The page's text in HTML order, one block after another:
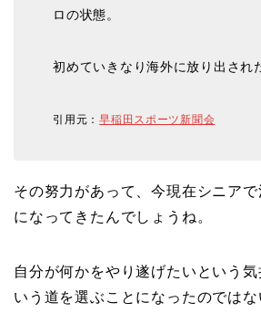
ロの状態。
初めていきなり海外に放り出され
引用元：早稲田スポーツ新聞会
その努力があって、今現在シニア
になってきたんでしょうね。
自分が何かをやり遂げたいという
いう道を選ぶことになったのではな